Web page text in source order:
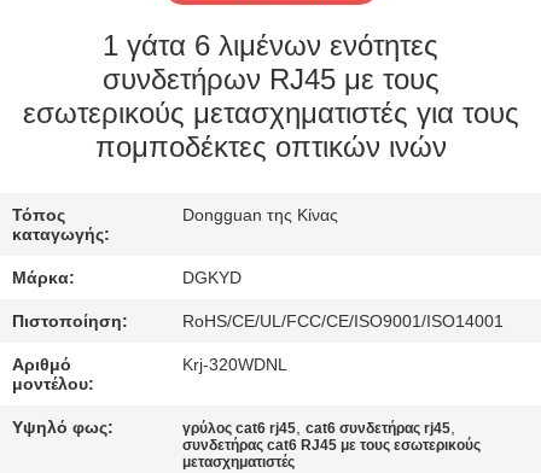
ΓΎΡΟΣ
ΕΡΓΟΣΤΑΣΊΩΝ
ΈΛΕΓΧΟΣ
ΕΛΆΤΕ
ΣΕ
ΕΠΑΦΉ
1 γάτα 6 λιμένων ενότητες
συνδετήρων RJ45 με τους
εσωτερικούς μετασχηματιστές για τους
πομποδέκτες οπτικών ινών
Τόπος
καταγωγής:
Dongguan της Κίνας
Μάρκα: DGKYD
Πιστοποίηση: RoHS/CE/UL/FCC/CE/ISO9001/ISO14001
Αριθμό
μοντέλου:
Krj-320WDNL
Υψηλό φως: γρύλος cat6 rj45,cat6 συνδετήρας rj45,
συνδετήρας cat6 RJ45 με τους εσωτερικούς
μετασχηματιστές